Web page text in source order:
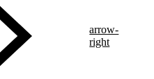
arrow-
right